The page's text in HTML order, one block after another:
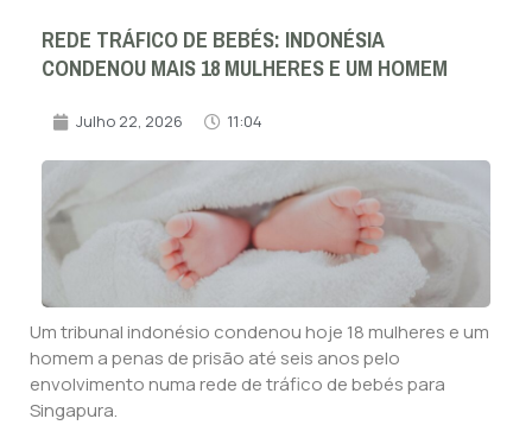
REDE TRÁFICO DE BEBÉS: INDONÉSIA
CONDENOU MAIS 18 MULHERES E UM HOMEM
Julho 22, 2026 11:04
Um tribunal indonésio condenou hoje 18 mulheres e um
homem a penas de prisão até seis anos pelo
envolvimento numa rede de tráfico de bebés para
Singapura.